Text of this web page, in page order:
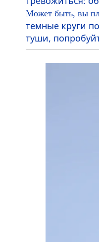
Может быть, вы
темные круги
туши,